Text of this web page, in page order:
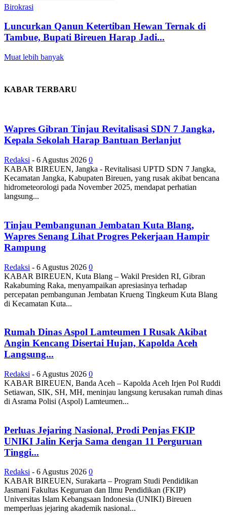
Birokrasi
Luncurkan Qanun Ketertiban Hewan Ternak di
Tambue, Bupati Bireuen Harap Jadi...
Muat lebih banyak
KABAR TERBARU
Wapres Gibran Tinjau Revitalisasi SDN 7 Jangka,
Kepala Sekolah Harap Bantuan Berlanjut
Redaksi - 6 Agustus 2026 0
KABAR BIREUEN, Jangka - Revitalisasi UPTD SDN 7 Jangka,
Kecamatan Jangka, Kabupaten Bireuen, yang rusak akibat bencana
hidrometeorologi pada November 2025, mendapat perhatian
langsung...
Tinjau Pembangunan Jembatan Kuta Blang,
Wapres Senang Lihat Progres Pekerjaan Hampir
Rampung
Redaksi - 6 Agustus 2026 0
KABAR BIREUEN, Kuta Blang – Wakil Presiden RI, Gibran
Rakabuming Raka, menyampaikan apresiasinya terhadap
percepatan pembangunan Jembatan Krueng Tingkeum Kuta Blang
di Kecamatan Kuta...
Rumah Dinas Aspol Lamteumen I Rusak Akibat
Angin Kencang Disertai Hujan, Kapolda Aceh
Langsung...
Redaksi - 6 Agustus 2026 0
KABAR BIREUEN, Banda Aceh – Kapolda Aceh Irjen Pol Ruddi
Setiawan, SIK, SH, MH, meninjau langsung kerusakan rumah dinas
di Asrama Polisi (Aspol) Lamteumen...
Perluas Jejaring Nasional, Prodi Penjas FKIP
UNIKI Jalin Kerja Sama dengan 11 Perguruan
Tinggi...
Redaksi - 6 Agustus 2026 0
KABAR BIREUEN, Surakarta – Program Studi Pendidikan
Jasmani Fakultas Keguruan dan Ilmu Pendidikan (FKIP)
Universitas Islam Kebangsaan Indonesia (UNIKI) Bireuen
memperluas jejaring akademik nasional...